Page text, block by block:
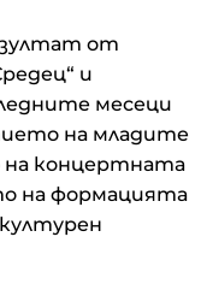
от
и
месеци
на младите
на концертната
на формацията